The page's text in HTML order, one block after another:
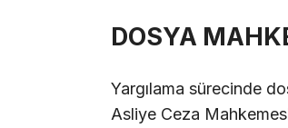
DOSYA
Yargılama sürecinde
Asliye Ceza